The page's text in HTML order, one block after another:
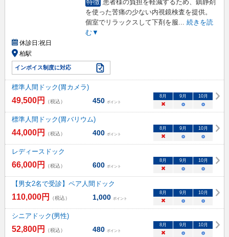
特徴 患者様の負担を軽減するため、鎮静剤
を使った苦痛の少ない内視鏡検査を提供。
個室でリラックスして下剤を服
続きを読
む▼
休診日:祝日
柏駅
インボイス制度に対応
標準人間ドック(胃カメラ)
49,500円 （税込） 450 ポイント
8 月 9 月 10月
× ○ ○
標準人間ドック(胃バリウム)
44,000円 （税込） 400 ポイント
8 月 9 月 10月
× ○ ○
レディースドック
66,000円 （税込） 600 ポイント
8 月 9 月 10月
× ○ ○
【男女2名で受診】ペア人間ドック
110,000円 （税込） 1,000 ポイント
8 月 9 月 10月
× ○ ○
シニアドック(男性)
52,800円 （税込） 480 ポイント
8 月 9 月 10月
× ○ ○